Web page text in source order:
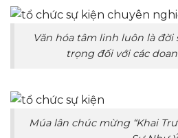
Văn hóa tâm linh luôn là
trọng đối với các
Múa lân chúc mừng “Khai